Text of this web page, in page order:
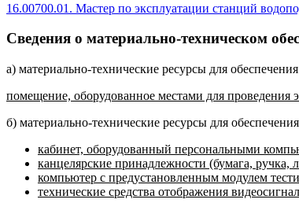
16.00700.01. Мастер по эксплуатации станций
Сведения о материально-техническом
а) материально-технические ресурсы для
помещение, оборудованное местами для проведения
б) материально-технические ресурсы для
кабинет, оборудованный персональными
канцелярские принадлежности (бумага, ручка,
компьютер с предустановленным модулем
технические средства отображения